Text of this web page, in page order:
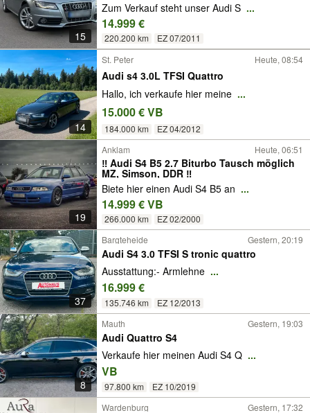
15
Zum Verkauf steht unser Audi S ...
14.999 €
220.200 km EZ 07/2011
14
St. Peter Heute, 08:54
Audi s4 3.0L TFSI Quattro
Hallo, ich verkaufe hier meine ...
15.000 € VB
184.000 km EZ 04/2012
19
Anklam Heute, 06:51
‼️ Audi S4 B5 2.7 Biturbo Tausch möglich
MZ, Simson, DDR ‼️
Biete hier einen Audi S4 B5 an ...
14.999 € VB
266.000 km EZ 02/2000
37
Bargteheide Gestern, 20:19
Audi S4 3.0 TFSI S tronic quattro
Ausstattung:- Armlehne ...
16.999 €
135.746 km EZ 12/2013
8
Mauth Gestern, 19:03
Audi Quattro S4
Verkaufe hier meinen Audi S4 Q ...
VB
97.800 km EZ 10/2019
Wardenburg Gestern, 17:32